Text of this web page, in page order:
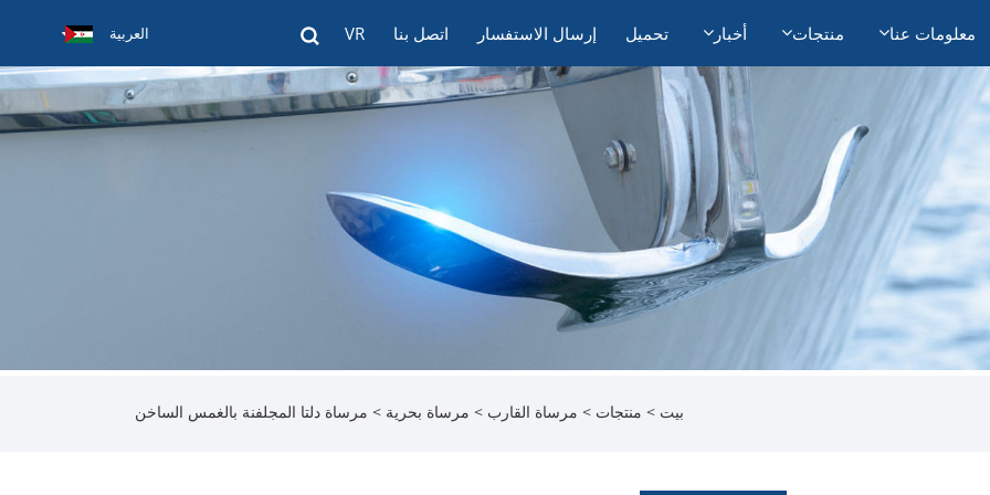
معلومات عنا منتجات أخبار تحميل إرسال الاستفسار اتصل بنا VR العربية
بيت > منتجات > مرساة القارب > مرساة بحرية > مرساة دلتا المجلفنة بالغمس الساخن